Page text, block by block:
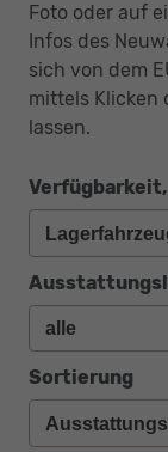
Foto oder auf
Infos des
sich von dem
mittels Klicken
lassen.
Sortierung